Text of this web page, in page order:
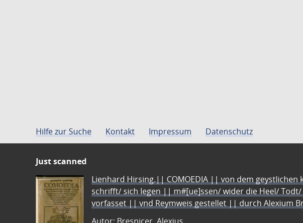
Hilfe zur Suche Kontakt Impressum Datenschutz
Just scanned
Lienhard Hirsing.|| COMOEDIA || von dem
schrifft/ sich legen || m#[ue]ssen/ wider die Heel/
vorfasset || vnd Reymweis gestellet || durch Alexium